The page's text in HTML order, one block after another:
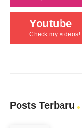
Youtube
Check my videos!
Posts Terbaru